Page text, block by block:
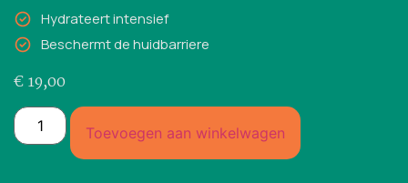
Hydrateert intensief
Beschermt de huidbarriere
€19,00
Toevoegen aan winkelwagen